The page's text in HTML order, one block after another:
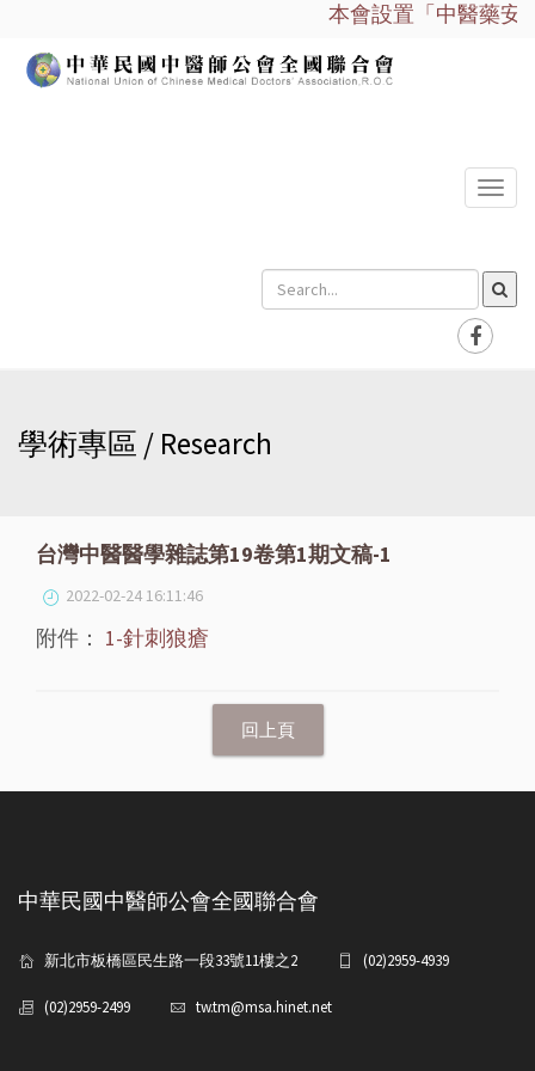
本會設置「中醫藥安
選
學術專區 / Research
台灣中醫醫學雜誌第19卷第1期文稿-1
2022-02-24 16:11:46
附件： 1-針刺狼瘡
中華民國中醫師公會全國聯合會
新北市板橋區民生路一段33號11樓之2 (02)2959-4939
(02)2959-2499 tw.tm@msa.hinet.net